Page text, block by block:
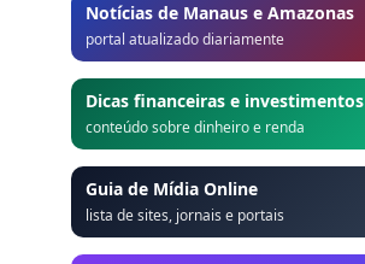
Notícias de Manaus e Amazonas
portal atualizado diariamente
Dicas financeiras e investimentos
conteúdo sobre dinheiro e renda
Guia de Mídia Online
lista de sites, jornais e portais